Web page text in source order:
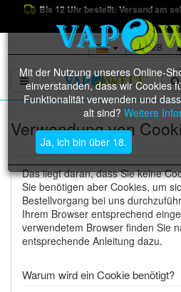
Bis 12 Uhr bestellt: Versand am
B2B
Toggle navigation
Mit der Nutzung unseres Online-
einverstanden, dass wir Cookies
Funktionalität verwenden und
alt sind? Weitere
Ja, ich bin über 18.
Verwendung von
Das liegt daran, dass Sie keine
Sie benötigen aber Cookies, um
Bestellvorgang bei uns
Ihrem Browser entsprechend
verwendetem Browser finden Sie
entsprechende Anleitung dazu.
Warum wird ein Cookie benötigt?